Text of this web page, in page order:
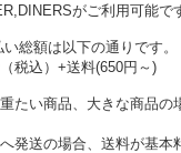
がご利用可能で
総額は以下の通りです。
税込）+送料(650円～)
たい商品、大きな商品の
発送の場合、送料が基本